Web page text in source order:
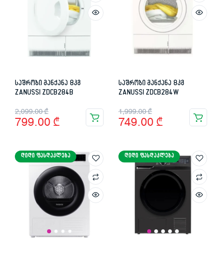
საშრობი მანქანა 8კგ
ZANUSSI ZDCB284B
2,099.00₾
Original
price
2,099.00 ₾.
799.00 ₾
Current
price
799.00 ₾.
საშრობი მანქანა 8კგ
ZANUSSI ZDCB284W
1,999.00₾
Original
price
1,999.00 ₾.
749.00 ₾
Current
price
749.00 ₾.
ᲓᲘᲓᲘ ᲤᲐᲡᲓᲐᲙᲚᲔᲑᲐ ᲓᲘᲓᲘ ᲤᲐᲡᲓᲐᲙᲚᲔᲑᲐ